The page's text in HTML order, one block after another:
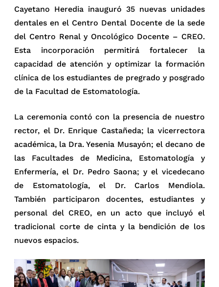
Cayetano Heredia inauguró 35 nuevas unidades
dentales en el Centro Dental Docente de la sede
del Centro Renal y Oncológico Docente – CREO.
Esta incorporación permitirá fortalecer la
capacidad de atención y optimizar la formación
clínica de los estudiantes de pregrado y posgrado
de la Facultad de Estomatología.
La ceremonia contó con la presencia de nuestro
rector, el Dr. Enrique Castañeda; la vicerrectora
académica, la Dra. Yesenia Musayón; el decano de
las Facultades de Medicina, Estomatología y
Enfermería, el Dr. Pedro Saona; y el vicedecano
de Estomatología, el Dr. Carlos Mendiola.
También participaron docentes, estudiantes y
personal del CREO, en un acto que incluyó el
tradicional corte de cinta y la bendición de los
nuevos espacios.